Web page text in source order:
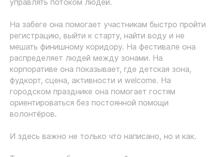
управлять потоком людей.
На забеге она помогает участникам быстро пройти
регистрацию, выйти к старту, найти воду и не
мешать финишному коридору. На фестивале она
распределяет людей между зонами. На
корпоративе она показывает, где детская зона,
фудкорт, сцена, активности и welcome. На
городском празднике она помогает гостям
ориентироваться без постоянной помощи
волонтёров.
И здесь важно не только что написано, но и как.